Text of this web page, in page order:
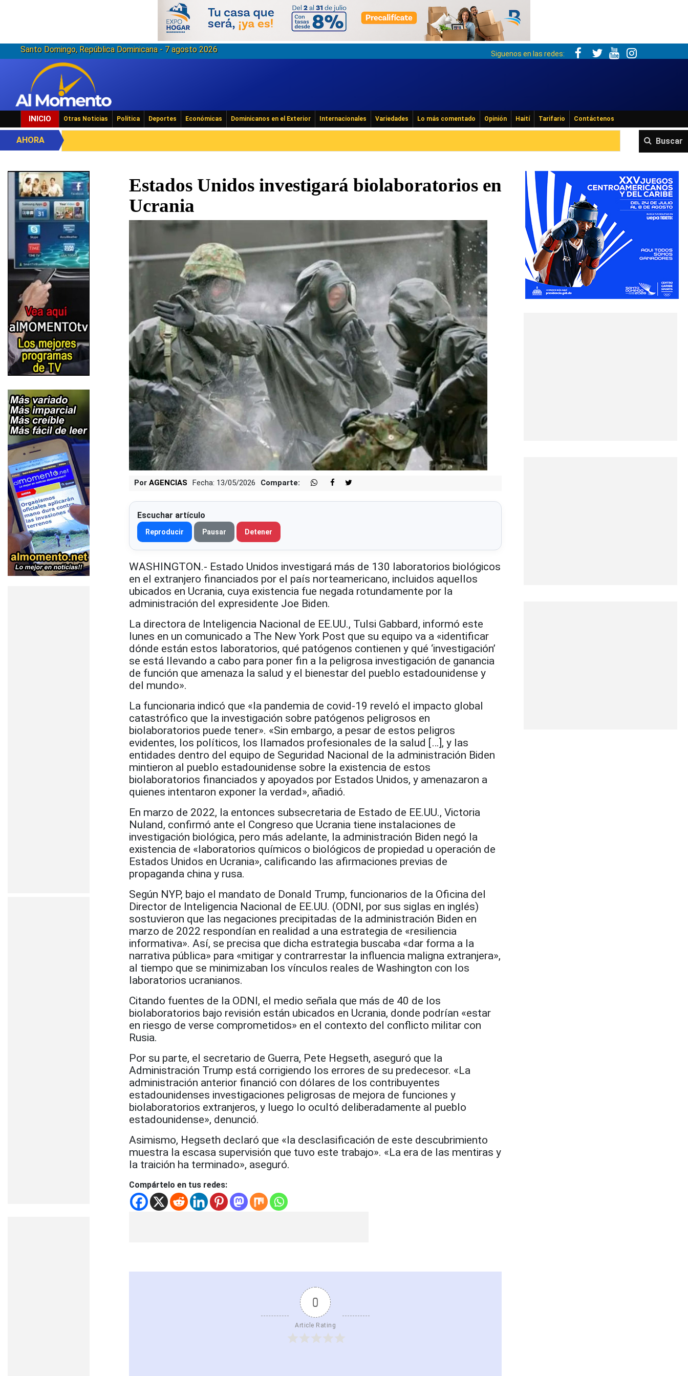
Santo Domingo, República Dominicana - 7 agosto 2026 Siguenos en las redes:
INICIO Otras Noticias Política Deportes Económicas Dominicanos en el Exterior Internacionales Variedades Lo más comentado Opinión Haití Tarifario Contáctenos
Buscar
AHORA
Estados Unidos investigará biolaboratorios en
Ucrania
Por AGENCIAS Fecha: 13/05/2026 Comparte:
Escuchar artículo
Reproducir Pausar Detener
WASHINGTON.- Estado Unidos investigará más de 130 laboratorios biológicos
en el extranjero financiados por el país norteamericano, incluidos aquellos
ubicados en Ucrania, cuya existencia fue negada rotundamente por la
administración del expresidente Joe Biden.
La directora de Inteligencia Nacional de EE.UU., Tulsi Gabbard, informó este
lunes en un comunicado a The New York Post que su equipo va a «identificar
dónde están estos laboratorios, qué patógenos contienen y qué ‘investigación’
se está llevando a cabo para poner fin a la peligrosa investigación de ganancia
de función que amenaza la salud y el bienestar del pueblo estadounidense y
del mundo».
La funcionaria indicó que «la pandemia de covid-19 reveló el impacto global
catastrófico que la investigación sobre patógenos peligrosos en
biolaboratorios puede tener». «Sin embargo, a pesar de estos peligros
evidentes, los políticos, los llamados profesionales de la salud […], y las
entidades dentro del equipo de Seguridad Nacional de la administración Biden
mintieron al pueblo estadounidense sobre la existencia de estos
biolaboratorios financiados y apoyados por Estados Unidos, y amenazaron a
quienes intentaron exponer la verdad», añadió.
En marzo de 2022, la entonces subsecretaria de Estado de EE.UU., Victoria
Nuland, confirmó ante el Congreso que Ucrania tiene instalaciones de
investigación biológica, pero más adelante, la administración Biden negó la
existencia de «laboratorios químicos o biológicos de propiedad u operación de
Estados Unidos en Ucrania», calificando las afirmaciones previas de
propaganda china y rusa.
Según NYP, bajo el mandato de Donald Trump, funcionarios de la Oficina del
Director de Inteligencia Nacional de EE.UU. (ODNI, por sus siglas en inglés)
sostuvieron que las negaciones precipitadas de la administración Biden en
marzo de 2022 respondían en realidad a una estrategia de «resiliencia
informativa». Así, se precisa que dicha estrategia buscaba «dar forma a la
narrativa pública» para «mitigar y contrarrestar la influencia maligna extranjera»,
al tiempo que se minimizaban los vínculos reales de Washington con los
laboratorios ucranianos.
Citando fuentes de la ODNI, el medio señala que más de 40 de los
biolaboratorios bajo revisión están ubicados en Ucrania, donde podrían «estar
en riesgo de verse comprometidos» en el contexto del conflicto militar con
Rusia.
Por su parte, el secretario de Guerra, Pete Hegseth, aseguró que la
Administración Trump está corrigiendo los errores de su predecesor. «La
administración anterior financió con dólares de los contribuyentes
estadounidenses investigaciones peligrosas de mejora de funciones y
biolaboratorios extranjeros, y luego lo ocultó deliberadamente al pueblo
estadounidense», denunció.
Asimismo, Hegseth declaró que «la desclasificación de este descubrimiento
muestra la escasa supervisión que tuvo este trabajo». «La era de las mentiras y
la traición ha terminado», aseguró.
Compártelo en tus redes:
0
Article Rating